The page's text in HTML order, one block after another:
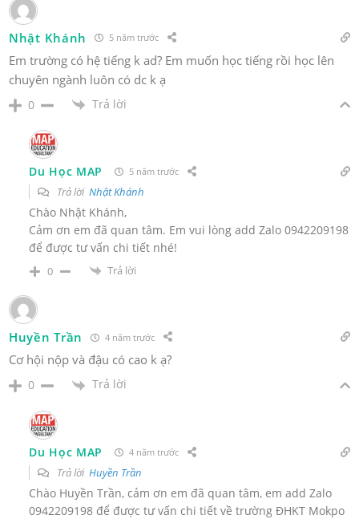
Nhật Khánh 5 năm trước
Em trường có hệ tiếng k ad? Em muốn học tiếng rồi học lên
chuyên ngành luôn có dc k ạ
0 Trả lời
Du Học MAP 5 năm trước
Trả lời Nhật Khánh
Chào Nhật Khánh,
Cảm ơn em đã quan tâm. Em vui lòng add Zalo 0942209198
để được tư vấn chi tiết nhé!
0 Trả lời
Huyền Trần 4 năm trước
Cơ hội nộp và đậu có cao k ạ?
0 Trả lời
Du Học MAP 4 năm trước
Trả lời Huyền Trần
Chào Huyền Trần, cảm ơn em đã quan tâm, em add Zalo
0942209198 để được tư vấn chi tiết về trường ĐHKT Mokpo